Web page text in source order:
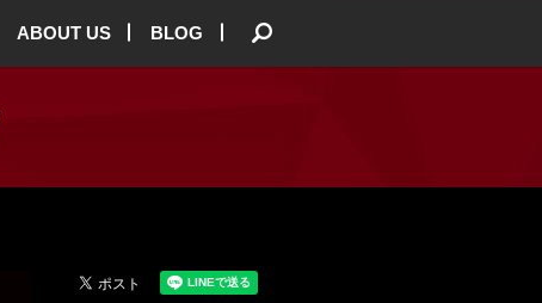
ABOUT US BLOG